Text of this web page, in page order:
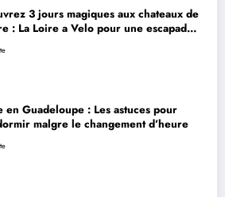
3 jours magiques aux chateaux de
: La Loire a Velo pour une escapade
en Guadeloupe : Les astuces pour
malgre le changement d’heure